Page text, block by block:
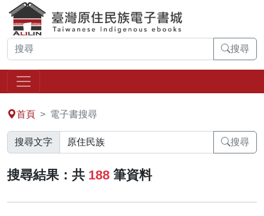
搜尋
首頁
電子書搜尋
搜尋文字 搜尋
搜尋結果：共 188 筆資料